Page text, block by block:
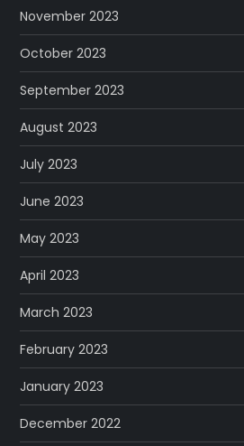
November 2023
October 2023
September 2023
August 2023
July 2023
June 2023
May 2023
April 2023
March 2023
February 2023
January 2023
December 2022